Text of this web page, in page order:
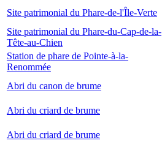
Site patrimonial du Phare-de-l'Île-Verte
Site patrimonial du Phare-du-Cap-de-la-
Tête-au-Chien
Station de phare de Pointe-à-la-
Renommée
Abri du canon de brume
Abri du criard de brume
Abri du criard de brume